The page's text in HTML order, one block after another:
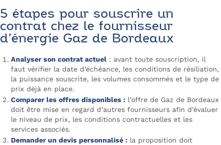
5 étapes pour souscrire un
contrat chez le fournisseur
d’énergie Gaz de Bordeaux
Analyser son contrat actuel : avant toute souscription, il
faut vérifier la date d’échéance, les conditions de résiliation,
la puissance souscrite, les volumes consommés et le type de
prix déjà en place.
Comparer les offres disponibles : l’offre de Gaz de Bordeaux
doit être mise en regard d’autres fournisseurs afin d’évaluer
le niveau de prix, les conditions contractuelles et les
services associés.
Demander un devis personnalisé : la proposition doit